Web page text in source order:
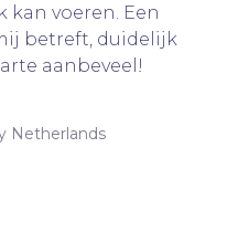
kan voeren. Een
betreft, duidelijk
aanbeveel!
Netherlands